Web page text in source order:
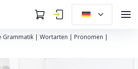
Grammatik | Wortarten | Pronomen |